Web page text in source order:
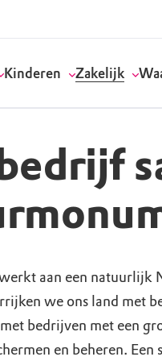
Word vrijwilliger
Werken bij
Natuurgebieden
Bezoekerscentra
Kinderen
Kinderactiviteiten
Speeltips
Zakelijk
Geef een
Vergaderen in de
Onze partners &
Onze visie
Actuele thema's
Wat wij doen
aan een natuurlijk
we ons land met
bedrijven met een
en beheren.